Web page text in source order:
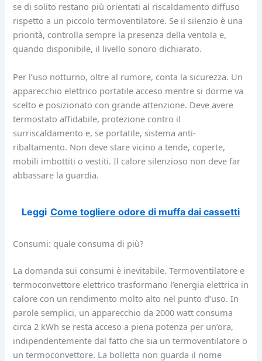
se di solito restano più orientati al riscaldamento diffuso
rispetto a un piccolo termoventilatore. Se il silenzio è una
priorità, controlla sempre la presenza della ventola e,
quando disponibile, il livello sonoro dichiarato.
Per l’uso notturno, oltre al rumore, conta la sicurezza. Un
apparecchio elettrico portatile acceso mentre si dorme va
scelto e posizionato con grande attenzione. Deve avere
termostato affidabile, protezione contro il
surriscaldamento e, se portatile, sistema anti-
ribaltamento. Non deve stare vicino a tende, coperte,
mobili imbottiti o vestiti. Il calore silenzioso non deve far
abbassare la guardia.
Leggi Come togliere odore di muffa dai cassetti
Consumi: quale consuma di più?
La domanda sui consumi è inevitabile. Termoventilatore e
termoconvettore elettrico trasformano l’energia elettrica in
calore con un rendimento molto alto nel punto d’uso. In
parole semplici, un apparecchio da 2000 watt consuma
circa 2 kWh se resta acceso a piena potenza per un’ora,
indipendentemente dal fatto che sia un termoventilatore o
un termoconvettore. La bolletta non guarda il nome